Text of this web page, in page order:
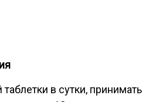
таблетки в сутки,